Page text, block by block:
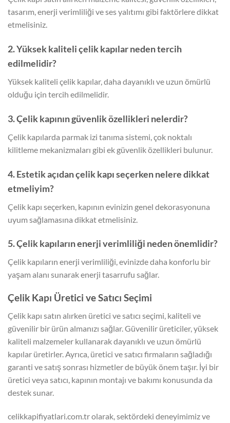
tasarım, enerji verimliliği ve ses yalıtımı gibi faktörlere dikkat
etmelisiniz.
2. Yüksek kaliteli çelik kapılar neden tercih
edilmelidir?
Yüksek kaliteli çelik kapılar, daha dayanıklı ve uzun ömürlü
olduğu için tercih edilmelidir.
3. Çelik kapının güvenlik özellikleri nelerdir?
Çelik kapılarda parmak izi tanıma sistemi, çok noktalı
kilitleme mekanizmaları gibi ek güvenlik özellikleri bulunur.
4. Estetik açıdan çelik kapı seçerken nelere dikkat
etmeliyim?
Çelik kapı seçerken, kapının evinizin genel dekorasyonuna
uyum sağlamasına dikkat etmelisiniz.
5. Çelik kapıların enerji verimliliği neden önemlidir?
Çelik kapıların enerji verimliliği, evinizde daha konforlu bir
yaşam alanı sunarak enerji tasarrufu sağlar.
Çelik Kapı Üretici ve Satıcı Seçimi
Çelik kapı satın alırken üretici ve satıcı seçimi, kaliteli ve
güvenilir bir ürün almanızı sağlar. Güvenilir üreticiler, yüksek
kaliteli malzemeler kullanarak dayanıklı ve uzun ömürlü
kapılar üretirler. Ayrıca, üretici ve satıcı firmaların sağladığı
garanti ve satış sonrası hizmetler de büyük önem taşır. İyi bir
üretici veya satıcı, kapının montajı ve bakımı konusunda da
destek sunar.
celikkapifiyatlari.com.tr olarak, sektördeki deneyimimiz ve